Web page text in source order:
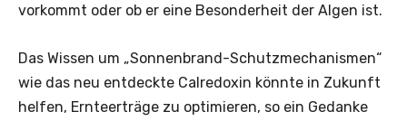
vorkommt oder ob er eine Besonderheit der Algen ist.
Das Wissen um „Sonnenbrand-Schutzmechanismen“
wie das neu entdeckte Calredoxin könnte in Zukunft
helfen, Ernteerträge zu optimieren, so ein Gedanke